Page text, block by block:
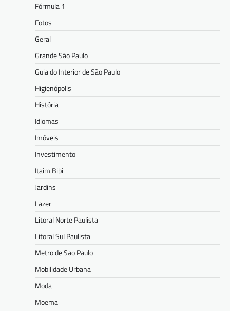
Fórmula 1
Fotos
Geral
Grande São Paulo
Guia do Interior de São Paulo
Higienópolis
História
Idiomas
Imóveis
Investimento
Itaim Bibi
Jardins
Lazer
Litoral Norte Paulista
Litoral Sul Paulista
Metro de Sao Paulo
Mobilidade Urbana
Moda
Moema